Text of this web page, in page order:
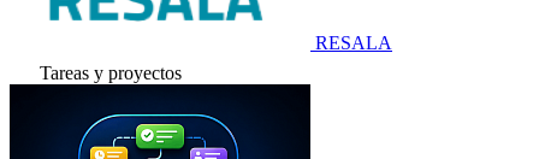
RESALA
Tareas y proyectos